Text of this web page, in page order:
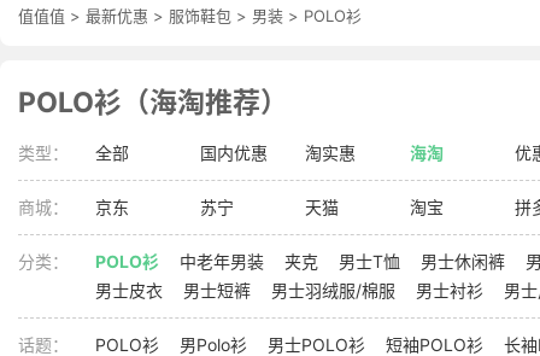
值值值 > 最新优惠 > 服饰鞋包 > 男装 > POLO衫
POLO衫（海淘推荐）
类型： 全部 国内优惠 淘实惠 海淘 优
商城： 京东 苏宁 天猫 淘宝 拼
分类： POLO衫 中老年男装 夹克 男士T恤 男士休闲裤
男士皮衣
男士短裤 男士羽绒服/棉服 男士衬衫 男
话题： POLO衫 男Polo衫 男士POLO衫 短袖POLO衫 长